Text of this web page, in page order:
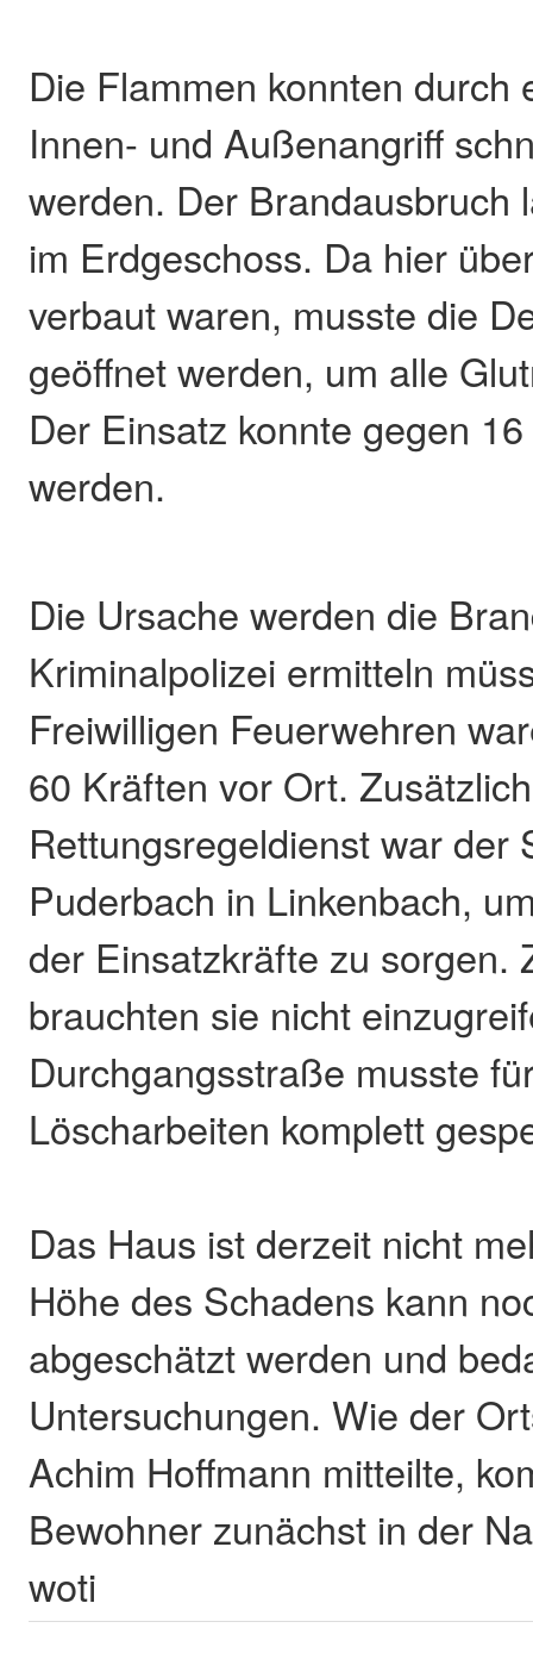
Die Flammen konnten durch
Innen- und Außenangriff
werden. Der Brandausbruch
im Erdgeschoss. Da hier
verbaut waren, musste die
geöffnet werden, um alle
Der Einsatz konnte gegen
werden.
Die Ursache werden die
Kriminalpolizei ermitteln
Freiwilligen Feuerwehren
60 Kräften vor Ort.
Rettungsregeldienst war der
Puderbach in Linkenbach,
der Einsatzkräfte zu sorgen.
brauchten sie nicht
Durchgangsstraße musste
Löscharbeiten komplett
Das Haus ist derzeit nicht
Höhe des Schadens kann
abgeschätzt werden und
Untersuchungen. Wie der
Achim Hoffmann mitteilte,
Bewohner zunächst in der
woti